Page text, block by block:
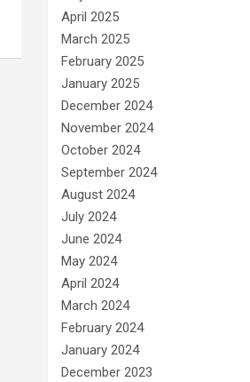
April 2025
March 2025
February 2025
January 2025
December 2024
November 2024
October 2024
September 2024
August 2024
July 2024
June 2024
May 2024
April 2024
March 2024
February 2024
January 2024
December 2023